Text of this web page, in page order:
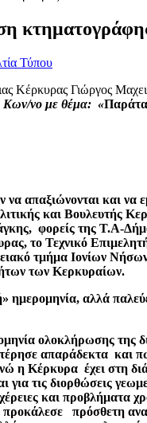
Τύπου
Κέρκυρας Γιώργος
Κων/νο με θέμα: «
απαξιώνονται και να
και Βουλευτής
φορείς της Τ.Α-
το Τεχνικό
τμήμα Ιονίων Νήσων
των Κερκυραίων.
ημερομηνία, αλλά
ολοκλήρωσης της
απαράδεκτα και
η Κέρκυρα έχει στη
τις διορθώσεις
και προβλήματα
πρόσθετη